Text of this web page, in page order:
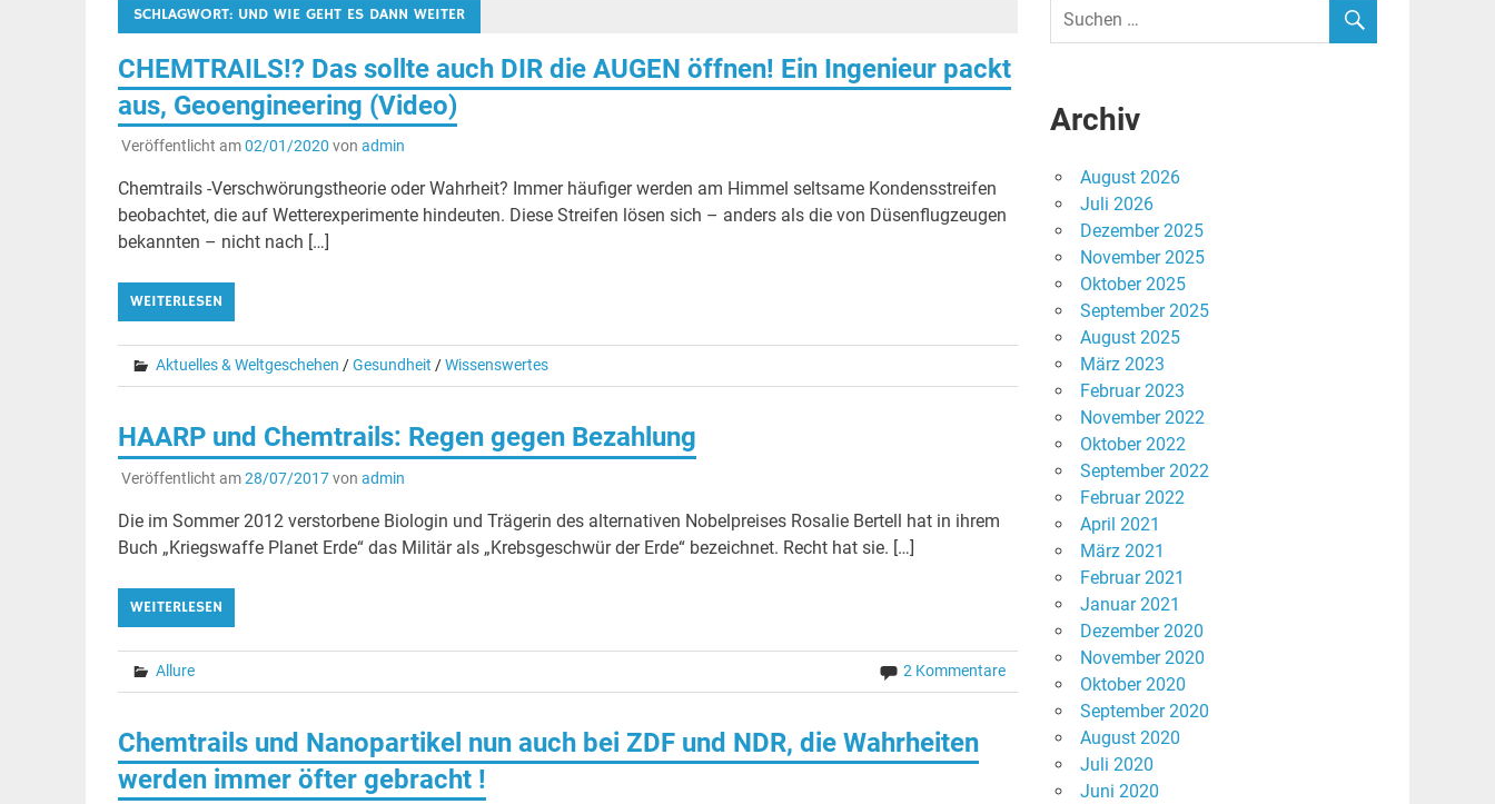
SCHLAGWORT: UND WIE GEHT ES DANN WEITER
CHEMTRAILS!? Das sollte auch DIR die AUGEN öffnen! Ein Ingenieur packt
aus, Geoengineering (Video)
Veröffentlicht am02/01/2020 von admin
Chemtrails -Verschwörungstheorie oder Wahrheit? Immer häufiger werden am Himmel seltsame Kondensstreifen
beobachtet, die auf Wetterexperimente hindeuten. Diese Streifen lösen sich – anders als die von Düsenflugzeugen
bekannten – nicht nach […]
WEITERLESEN
Aktuelles & Weltgeschehen /Gesundheit /Wissenswertes
HAARP und Chemtrails: Regen gegen Bezahlung
Veröffentlicht am28/07/2017von admin
Die im Sommer 2012 verstorbene Biologin und Trägerin des alternativen Nobelpreises Rosalie Bertell hat in ihrem
Buch „Kriegswaffe Planet Erde“ das Militär als „Krebsgeschwür der Erde“ bezeichnet. Recht hat sie. […]
WEITERLESEN
Allure 2 Kommentare
Chemtrails und Nanopartikel nun auch bei ZDF und NDR, die Wahrheiten
werden immer öfter gebracht !
Archiv
August 2026
Juli 2026
Dezember 2025
November 2025
Oktober 2025
September 2025
August 2025
März 2023
Februar 2023
November 2022
Oktober 2022
September 2022
Februar 2022
April 2021
März 2021
Februar 2021
Januar 2021
Dezember 2020
November 2020
Oktober 2020
September 2020
August 2020
Juli 2020
Juni 2020